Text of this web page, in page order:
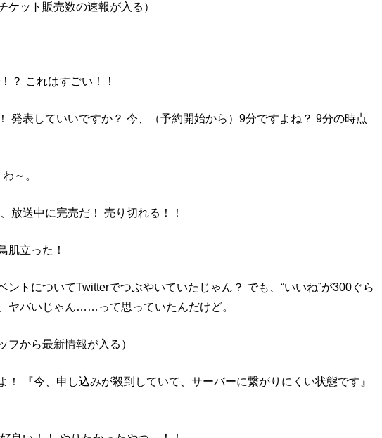
ケット販売数の速報が入る）
？ これはすごい！！
発表していいですか？ 今、（予約開始から）9分ですよね？ 9分の時点
～。
放送中に完売だ！ 売り切れる！！
肌立った！
ントについてTwitterでつぶやいていたじゃん？ でも、“いいね”が300ぐら
ヤバいじゃん……って思っていたんだけど。
フから最新情報が入る）
！ 『今、申し込みが殺到していて、サーバーに繋がりにくい状態です』